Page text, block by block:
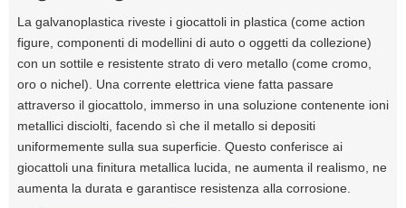
La galvanoplastica riveste i giocattoli in plastica (come action
figure, componenti di modellini di auto o oggetti da collezione)
con un sottile e resistente strato di vero metallo (come cromo,
oro o nichel). Una corrente elettrica viene fatta passare
attraverso il giocattolo, immerso in una soluzione contenente ioni
metallici disciolti, facendo sì che il metallo si depositi
uniformemente sulla sua superficie. Questo conferisce ai
giocattoli una finitura metallica lucida, ne aumenta il realismo, ne
aumenta la durata e garantisce resistenza alla corrosione.